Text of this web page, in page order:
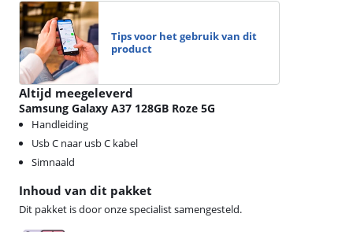
Inhoud van dit pakket
Dit pakket is door onze specialist samengesteld.
Tips voor het gebruik van dit
product
Altijd meegeleverd
Samsung Galaxy A37 128GB Roze 5G
Handleiding
Usb C naar usb C kabel
Simnaald